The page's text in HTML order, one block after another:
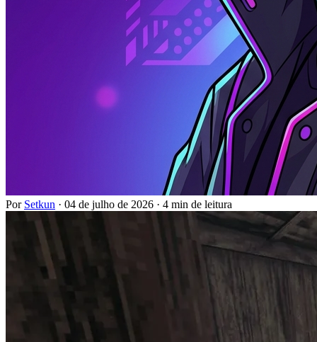
Por Setkun · 04 de julho de 2026 · 4 min de leitura